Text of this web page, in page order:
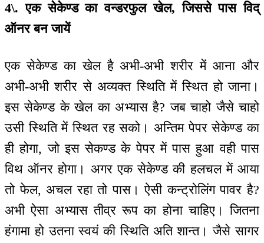
4\. एक सेकेण्ड का वन्डरफुल खेल, जिससे पास विद्
ऑनर बन जायें
एक सेकेण्ड का खेल है अभी-अभी शरीर में आना और
अभी-अभी शरीर से अव्यक्त स्थिति में स्थित हो जाना।
इस सेकेण्ड के खेल का अभ्यास है? जब चाहो जैसे चाहो
उसी स्थिति में स्थित रह सको। अन्तिम पेपर सेकेण्ड का
ही होगा, जो इस सेकण्ड के पेपर में पास हुआ वही पास
विथ ऑनर होगा। अगर एक सेकेण्ड की हलचल में आया
तो फेल, अचल रहा तो पास। ऐसी कन्ट्रोलिंग पावर है?
अभी ऐसा अभ्यास तीव्र रूप का होना चाहिए। जितना
हंगामा हो उतना स्वयं की स्थिति अति शान्त। जैसे सागर